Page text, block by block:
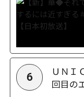
6
ＵＮＩ
回目の